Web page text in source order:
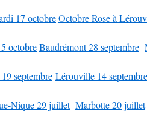
17 octobreOctobre Rose à
octobreBaudrémont 28 septembre
septembre Lérouville 14 septembre
Nique 29 juillet Marbotte 20 juillet